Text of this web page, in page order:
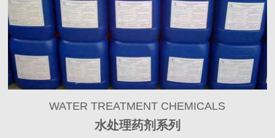
WATER TREATMENT CHEMICALS
水处理药剂系列